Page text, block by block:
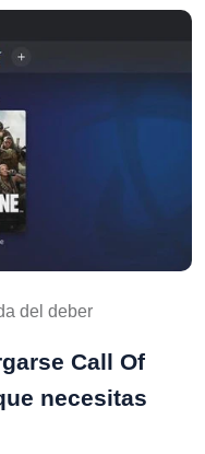
del deber
Call Of
necesitas